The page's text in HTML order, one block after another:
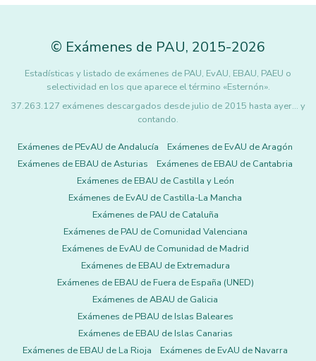
© Exámenes de PAU, 2015-2026
Estadísticas y listado de exámenes de PAU, EvAU, EBAU, PAEU o
selectividad en los que aparece el término «Esternón».
37.263.127 exámenes descargados desde julio de 2015 hasta ayer... y
contando.
Exámenes de PEvAU de Andalucía
Exámenes de EvAU de Aragón
Exámenes de EBAU de Asturias
Exámenes de EBAU de Cantabria
Exámenes de EBAU de Castilla y León
Exámenes de EvAU de Castilla-La Mancha
Exámenes de PAU de Cataluña
Exámenes de PAU de Comunidad Valenciana
Exámenes de EvAU de Comunidad de Madrid
Exámenes de EBAU de Extremadura
Exámenes de EBAU de Fuera de España (UNED)
Exámenes de ABAU de Galicia
Exámenes de PBAU de Islas Baleares
Exámenes de EBAU de Islas Canarias
Exámenes de EBAU de La Rioja
Exámenes de EvAU de Navarra